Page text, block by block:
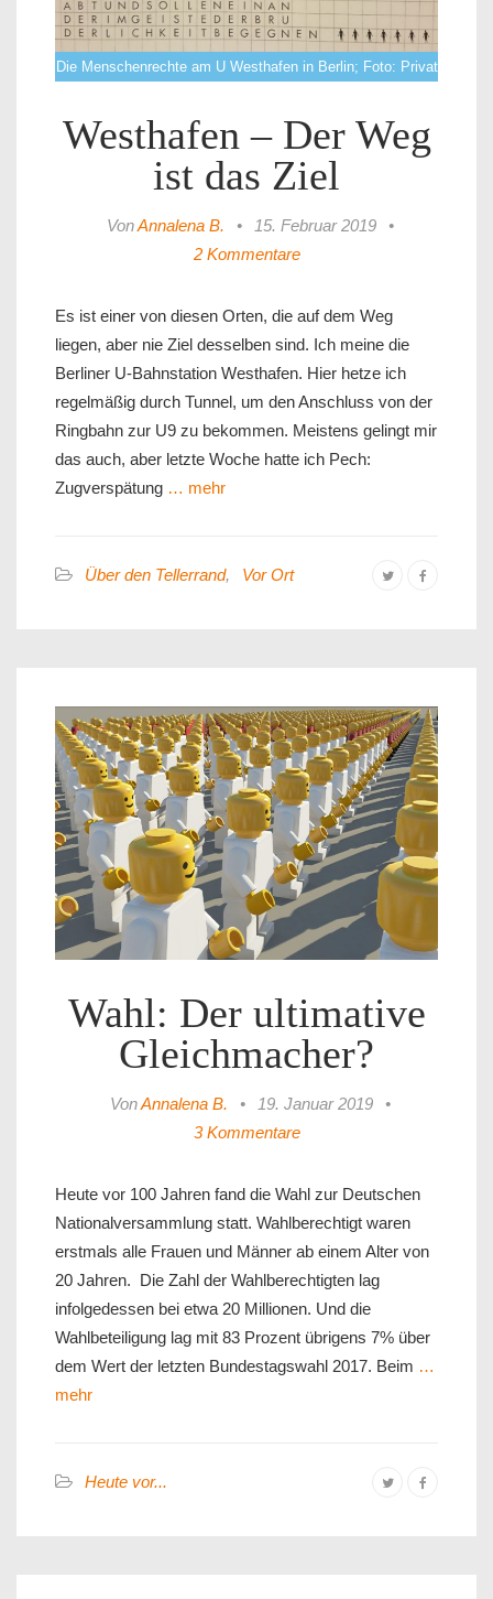
Die Menschenrechte am U Westhafen in Berlin; Foto: Privat
Westhafen – Der Weg
ist das Ziel
VonAnnalena B. • 15. Februar 2019
•
2 Kommentare
Es ist einer von diesen Orten, die auf dem Weg
liegen, aber nie Ziel desselben sind. Ich meine die
Berliner U-Bahnstation Westhafen. Hier hetze ich
regelmäßig durch Tunnel, um den Anschluss von der
Ringbahn zur U9 zu bekommen. Meistens gelingt mir
das auch, aber letzte Woche hatte ich Pech:
Zugverspätung … mehr
Über den Tellerrand, Vor Ort
Wahl: Der ultimative
Gleichmacher?
VonAnnalena B. • 19. Januar 2019
•
3 Kommentare
Heute vor 100 Jahren fand die Wahl zur Deutschen
Nationalversammlung statt. Wahlberechtigt waren
erstmals alle Frauen und Männer ab einem Alter von
20 Jahren. Die Zahl der Wahlberechtigten lag
infolgedessen bei etwa 20 Millionen. Und die
Wahlbeteiligung lag mit 83 Prozent übrigens 7% über
dem Wert der letzten Bundestagswahl 2017. Beim …
mehr
Heute vor...